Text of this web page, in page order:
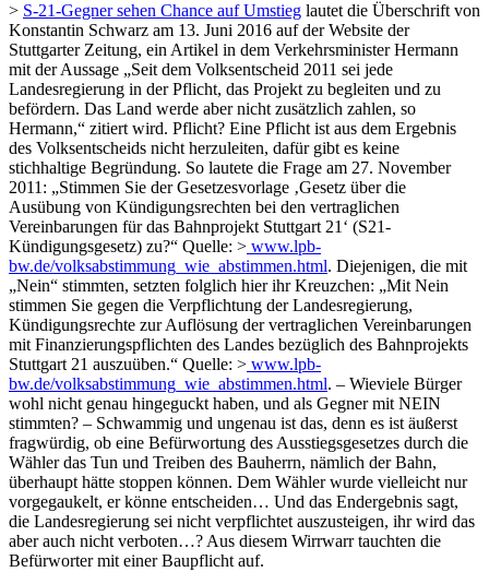
> S-21-Gegner sehen Chance auf Umstieg lautet die Überschrift von
Konstantin Schwarz am 13. Juni 2016 auf der Website der
Stuttgarter Zeitung, ein Artikel in dem Verkehrsminister Hermann
mit der Aussage „Seit dem Volksentscheid 2011 sei jede
Landesregierung in der Pflicht, das Projekt zu begleiten und zu
befördern. Das Land werde aber nicht zusätzlich zahlen, so
Hermann,“ zitiert wird. Pflicht? Eine Pflicht ist aus dem Ergebnis
des Volksentscheids nicht herzuleiten, dafür gibt es keine
stichhaltige Begründung. So lautete die Frage am 27. November
2011: „Stimmen Sie der Gesetzesvorlage ‚Gesetz über die
Ausübung von Kündigungsrechten bei den vertraglichen
Vereinbarungen für das Bahnprojekt Stuttgart 21‘ (S21-
Kündigungsgesetz) zu?“ Quelle: > www.lpb-
bw.de/volksabstimmung_wie_abstimmen.html. Diejenigen, die mit
„Nein“ stimmten, setzten folglich hier ihr Kreuzchen: „Mit Nein
stimmen Sie gegen die Verpflichtung der Landesregierung,
Kündigungsrechte zur Auflösung der vertraglichen Vereinbarungen
mit Finanzierungspflichten des Landes bezüglich des Bahnprojekts
Stuttgart 21 auszuüben.“ Quelle: > www.lpb-
bw.de/volksabstimmung_wie_abstimmen.html. – Wieviele Bürger
wohl nicht genau hingeguckt haben, und als Gegner mit NEIN
stimmten? – Schwammig und ungenau ist das, denn es ist äußerst
fragwürdig, ob eine Befürwortung des Ausstiegsgesetzes durch die
Wähler das Tun und Treiben des Bauherrn, nämlich der Bahn,
überhaupt hätte stoppen können. Dem Wähler wurde vielleicht nur
vorgegaukelt, er könne entscheiden… Und das Endergebnis sagt,
die Landesregierung sei nicht verpflichtet auszusteigen, ihr wird das
aber auch nicht verboten…? Aus diesem Wirrwarr tauchten die
Befürworter mit einer Baupflicht auf.